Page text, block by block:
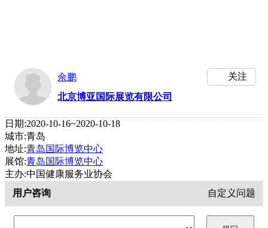
关注
余鹏
北京博亚国际展览有限公司
日期:2020-10-16~2020-10-18
城市:青岛
地址:青岛国际博览中心
展馆:青岛国际博览中心
主办:中国健康服务业协会
用户咨询
自定义问题